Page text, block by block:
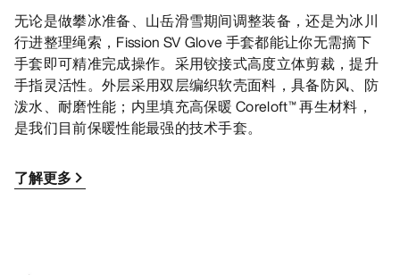
无论是做攀冰准备、山岳滑雪期间调整装备，还是为冰川
行进整理绳索，Fission SV Glove 手套都能让你无需摘下
手套即可精准完成操作。采用铰接式高度立体剪裁，提升
手指灵活性。外层采用双层编织软壳面料，具备防风、防
泼水、耐磨性能；内里填充高保暖 Coreloft™ 再生材料，
是我们目前保暖性能最强的技术手套。
了解更多